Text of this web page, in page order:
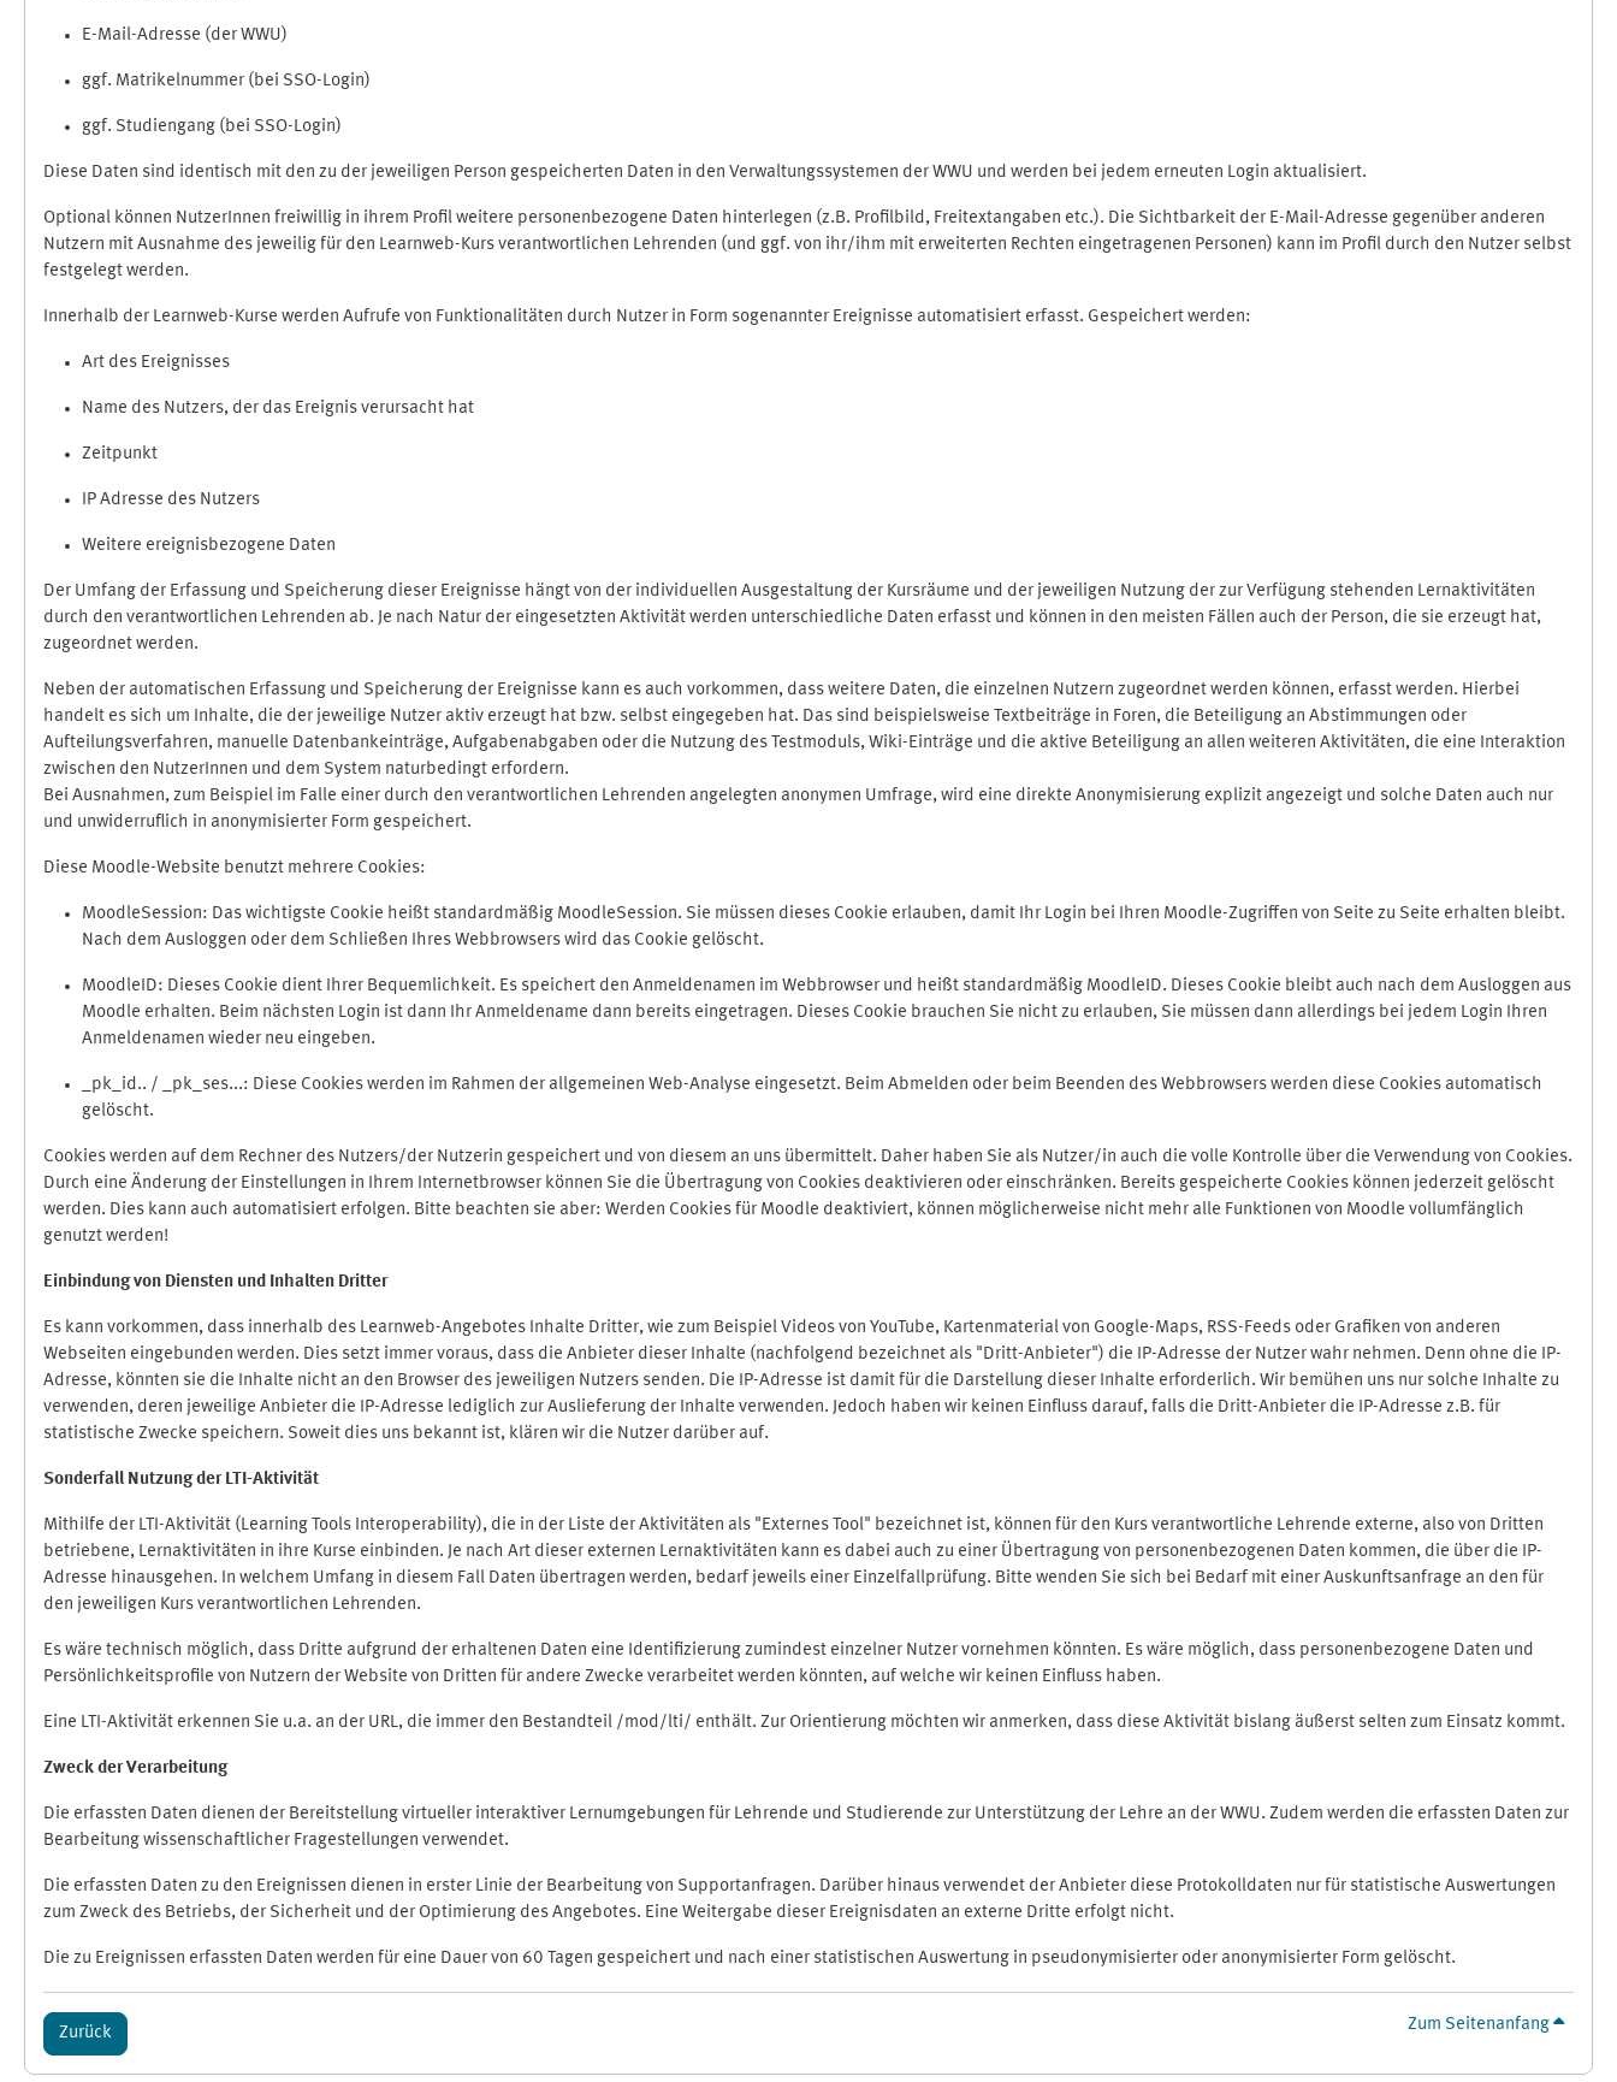
E-Mail-Adresse (der WWU)
ggf. Matrikelnummer (bei SSO-Login)
ggf. Studiengang (bei SSO-Login)
Diese Daten sind identisch mit den zu der jeweiligen Person gespeicherten Daten in den Verwaltungssystemen der WWU und werden bei jedem erneuten Login aktualisiert.
Optional können NutzerInnen freiwillig in ihrem Profil weitere personenbezogene Daten hinterlegen (z.B. Profilbild, Freitextangaben etc.). Die Sichtbarkeit der E-Mail-Adresse gegenüber anderen
Nutzern mit Ausnahme des jeweilig für den Learnweb-Kurs verantwortlichen Lehrenden (und ggf. von ihr/ihm mit erweiterten Rechten eingetragenen Personen) kann im Profil durch den Nutzer selbst
festgelegt werden.
Innerhalb der Learnweb-Kurse werden Aufrufe von Funktionalitäten durch Nutzer in Form sogenannter Ereignisse automatisiert erfasst. Gespeichert werden:
Art des Ereignisses
Name des Nutzers, der das Ereignis verursacht hat
Zeitpunkt
IP Adresse des Nutzers
Weitere ereignisbezogene Daten
Der Umfang der Erfassung und Speicherung dieser Ereignisse hängt von der individuellen Ausgestaltung der Kursräume und der jeweiligen Nutzung der zur Verfügung stehenden Lernaktivitäten
durch den verantwortlichen Lehrenden ab. Je nach Natur der eingesetzten Aktivität werden unterschiedliche Daten erfasst und können in den meisten Fällen auch der Person, die sie erzeugt hat,
zugeordnet werden.
Neben der automatischen Erfassung und Speicherung der Ereignisse kann es auch vorkommen, dass weitere Daten, die einzelnen Nutzern zugeordnet werden können, erfasst werden. Hierbei
handelt es sich um Inhalte, die der jeweilige Nutzer aktiv erzeugt hat bzw. selbst eingegeben hat. Das sind beispielsweise Textbeiträge in Foren, die Beteiligung an Abstimmungen oder
Aufteilungsverfahren, manuelle Datenbankeinträge, Aufgabenabgaben oder die Nutzung des Testmoduls, Wiki-Einträge und die aktive Beteiligung an allen weiteren Aktivitäten, die eine Interaktion
zwischen den NutzerInnen und dem System naturbedingt erfordern.
Bei Ausnahmen, zum Beispiel im Falle einer durch den verantwortlichen Lehrenden angelegten anonymen Umfrage, wird eine direkte Anonymisierung explizit angezeigt und solche Daten auch nur
und unwiderruflich in anonymisierter Form gespeichert.
Diese Moodle-Website benutzt mehrere Cookies:
MoodleSession: Das wichtigste Cookie heißt standardmäßig MoodleSession. Sie müssen dieses Cookie erlauben, damit Ihr Login bei Ihren Moodle-Zugriffen von Seite zu Seite erhalten bleibt.
Nach dem Ausloggen oder dem Schließen Ihres Webbrowsers wird das Cookie gelöscht.
MoodleID: Dieses Cookie dient Ihrer Bequemlichkeit. Es speichert den Anmeldenamen im Webbrowser und heißt standardmäßig MoodleID. Dieses Cookie bleibt auch nach dem Ausloggen aus
Moodle erhalten. Beim nächsten Login ist dann Ihr Anmeldename dann bereits eingetragen. Dieses Cookie brauchen Sie nicht zu erlauben, Sie müssen dann allerdings bei jedem Login Ihren
Anmeldenamen wieder neu eingeben.
_pk_id.. / _pk_ses...: Diese Cookies werden im Rahmen der allgemeinen Web-Analyse eingesetzt. Beim Abmelden oder beim Beenden des Webbrowsers werden diese Cookies automatisch
gelöscht.
Cookies werden auf dem Rechner des Nutzers/der Nutzerin gespeichert und von diesem an uns übermittelt. Daher haben Sie als Nutzer/in auch die volle Kontrolle über die Verwendung von Cookies.
Durch eine Änderung der Einstellungen in Ihrem Internetbrowser können Sie die Übertragung von Cookies deaktivieren oder einschränken. Bereits gespeicherte Cookies können jederzeit gelöscht
werden. Dies kann auch automatisiert erfolgen. Bitte beachten sie aber: Werden Cookies für Moodle deaktiviert, können möglicherweise nicht mehr alle Funktionen von Moodle vollumfänglich
genutzt werden!
Einbindung von Diensten und Inhalten Dritter
Es kann vorkommen, dass innerhalb des Learnweb-Angebotes Inhalte Dritter, wie zum Beispiel Videos von YouTube, Kartenmaterial von Google-Maps, RSS-Feeds oder Grafiken von anderen
Webseiten eingebunden werden. Dies setzt immer voraus, dass die Anbieter dieser Inhalte (nachfolgend bezeichnet als "Dritt-Anbieter") die IP-Adresse der Nutzer wahr nehmen. Denn ohne die IP-
Adresse, könnten sie die Inhalte nicht an den Browser des jeweiligen Nutzers senden. Die IP-Adresse ist damit für die Darstellung dieser Inhalte erforderlich. Wir bemühen uns nur solche Inhalte zu
verwenden, deren jeweilige Anbieter die IP-Adresse lediglich zur Auslieferung der Inhalte verwenden. Jedoch haben wir keinen Einfluss darauf, falls die Dritt-Anbieter die IP-Adresse z.B. für
statistische Zwecke speichern. Soweit dies uns bekannt ist, klären wir die Nutzer darüber auf.
Sonderfall Nutzung der LTI-Aktivität
Mithilfe der LTI-Aktivität (Learning Tools Interoperability), die in der Liste der Aktivitäten als "Externes Tool" bezeichnet ist, können für den Kurs verantwortliche Lehrende externe, also von Dritten
betriebene, Lernaktivitäten in ihre Kurse einbinden. Je nach Art dieser externen Lernaktivitäten kann es dabei auch zu einer Übertragung von personenbezogenen Daten kommen, die über die IP-
Adresse hinausgehen. In welchem Umfang in diesem Fall Daten übertragen werden, bedarf jeweils einer Einzelfallprüfung. Bitte wenden Sie sich bei Bedarf mit einer Auskunftsanfrage an den für
den jeweiligen Kurs verantwortlichen Lehrenden.
Es wäre technisch möglich, dass Dritte aufgrund der erhaltenen Daten eine Identifizierung zumindest einzelner Nutzer vornehmen könnten. Es wäre möglich, dass personenbezogene Daten und
Persönlichkeitsprofile von Nutzern der Website von Dritten für andere Zwecke verarbeitet werden könnten, auf welche wir keinen Einfluss haben.
Eine LTI-Aktivität erkennen Sie u.a. an der URL, die immer den Bestandteil /mod/lti/ enthält. Zur Orientierung möchten wir anmerken, dass diese Aktivität bislang äußerst selten zum Einsatz kommt.
Zweck der Verarbeitung
Die erfassten Daten dienen der Bereitstellung virtueller interaktiver Lernumgebungen für Lehrende und Studierende zur Unterstützung der Lehre an der WWU. Zudem werden die erfassten Daten zur
Bearbeitung wissenschaftlicher Fragestellungen verwendet.
Die erfassten Daten zu den Ereignissen dienen in erster Linie der Bearbeitung von Supportanfragen. Darüber hinaus verwendet der Anbieter diese Protokolldaten nur für statistische Auswertungen
zum Zweck des Betriebs, der Sicherheit und der Optimierung des Angebotes. Eine Weitergabe dieser Ereignisdaten an externe Dritte erfolgt nicht.
Die zu Ereignissen erfassten Daten werden für eine Dauer von 60 Tagen gespeichert und nach einer statistischen Auswertung in pseudonymisierter oder anonymisierter Form gelöscht.
Zurück Zum Seitenanfang